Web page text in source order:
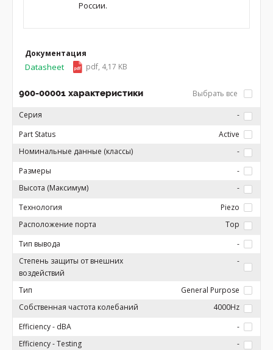
России.
Документация
Datasheet pdf, 4,17 KB
900-00001 характеристики Выбрать все
Серия
-
Part Status
Active
Номинальные данные (классы)
-
Размеры
-
Высота (Максимум)
-
Технология
Piezo
Расположение порта
Top
Тип вывода
-
Степень защиты от внешних
воздействий
-
Тип
General Purpose
Собственная частота колебаний
4000Hz
Efficiency - dBA
-
Efficiency - Testing
-